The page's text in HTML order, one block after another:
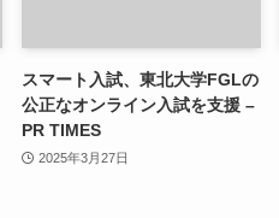
スマート入試、東北大学FGLの
公正なオンライン入試を支援 –
PR TIMES
2025年3月27日